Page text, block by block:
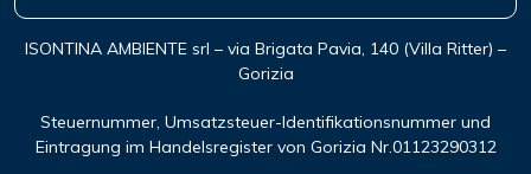
ISONTINA AMBIENTE srl – via Brigata Pavia, 140 (Villa Ritter) –
Gorizia
Steuernummer, Umsatzsteuer-Identifikationsnummer und
Eintragung im Handelsregister von Gorizia Nr.01123290312